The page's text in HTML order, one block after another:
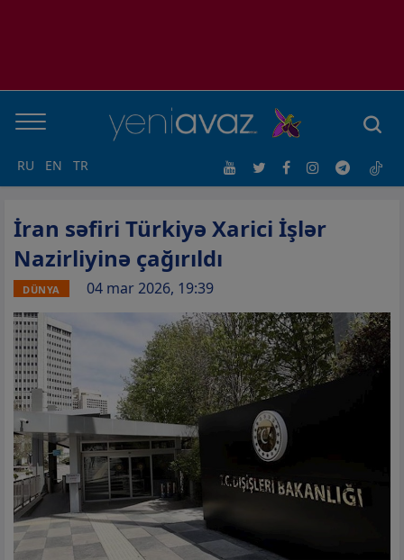
RU EN TR
İran səfiri Türkiyə Xarici İşlər
Nazirliyinə çağırıldı
DÜNYA 04 mar 2026, 19:39